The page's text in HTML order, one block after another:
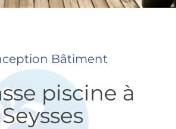
Bâtiment
piscine à
Seysses